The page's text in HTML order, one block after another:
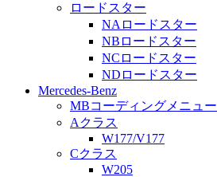
ロードスター
NAロードスター
NBロードスター
NCロードスター
NDロードスター
Mercedes-Benz
MBコーディングメニュー
Aクラス
W177/V177
Cクラス
W205